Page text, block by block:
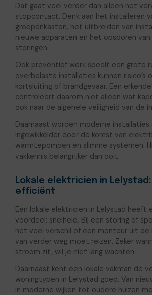
Dat gaat veel verder dan alleen het
stopcontact. Denk aan het installeren
groepenkasten, het uitbreiden van
nieuwe apparaten en het opsporen
storingen.
Ook preventief werk speelt een grote
overbelaste installaties kunnen risico’s
kortsluiting of brandgevaar. Een
controleert daarom niet alleen wat
ook naar de algehele veiligheid van de
Daarnaast worden moderne
ingewikkelder door de komst van
warmtepompen en slimme systemen.
vakkennis belangrijker dan ooit.
Lokale elektricien in
efficiënt
Een lokale elektricien in Lelystad heeft
voordeel: snelheid. Bij een storing of
het veel verschil of een monteur uit
van verder weg moet reizen. Zeker
stroom zit, wil je niet lang wachten.
Daarnaast kent een lokale vakman de
woningtypen in Lelystad goed. Van
in moderne wijken tot oudere huizen